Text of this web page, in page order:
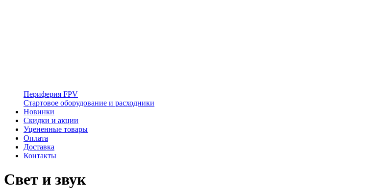
Периферия FPV
Стартовое оборудование и расходники
Новинки
Скидки и акции
Уцененные товары
Оплата
Доставка
Контакты
Свет и звук